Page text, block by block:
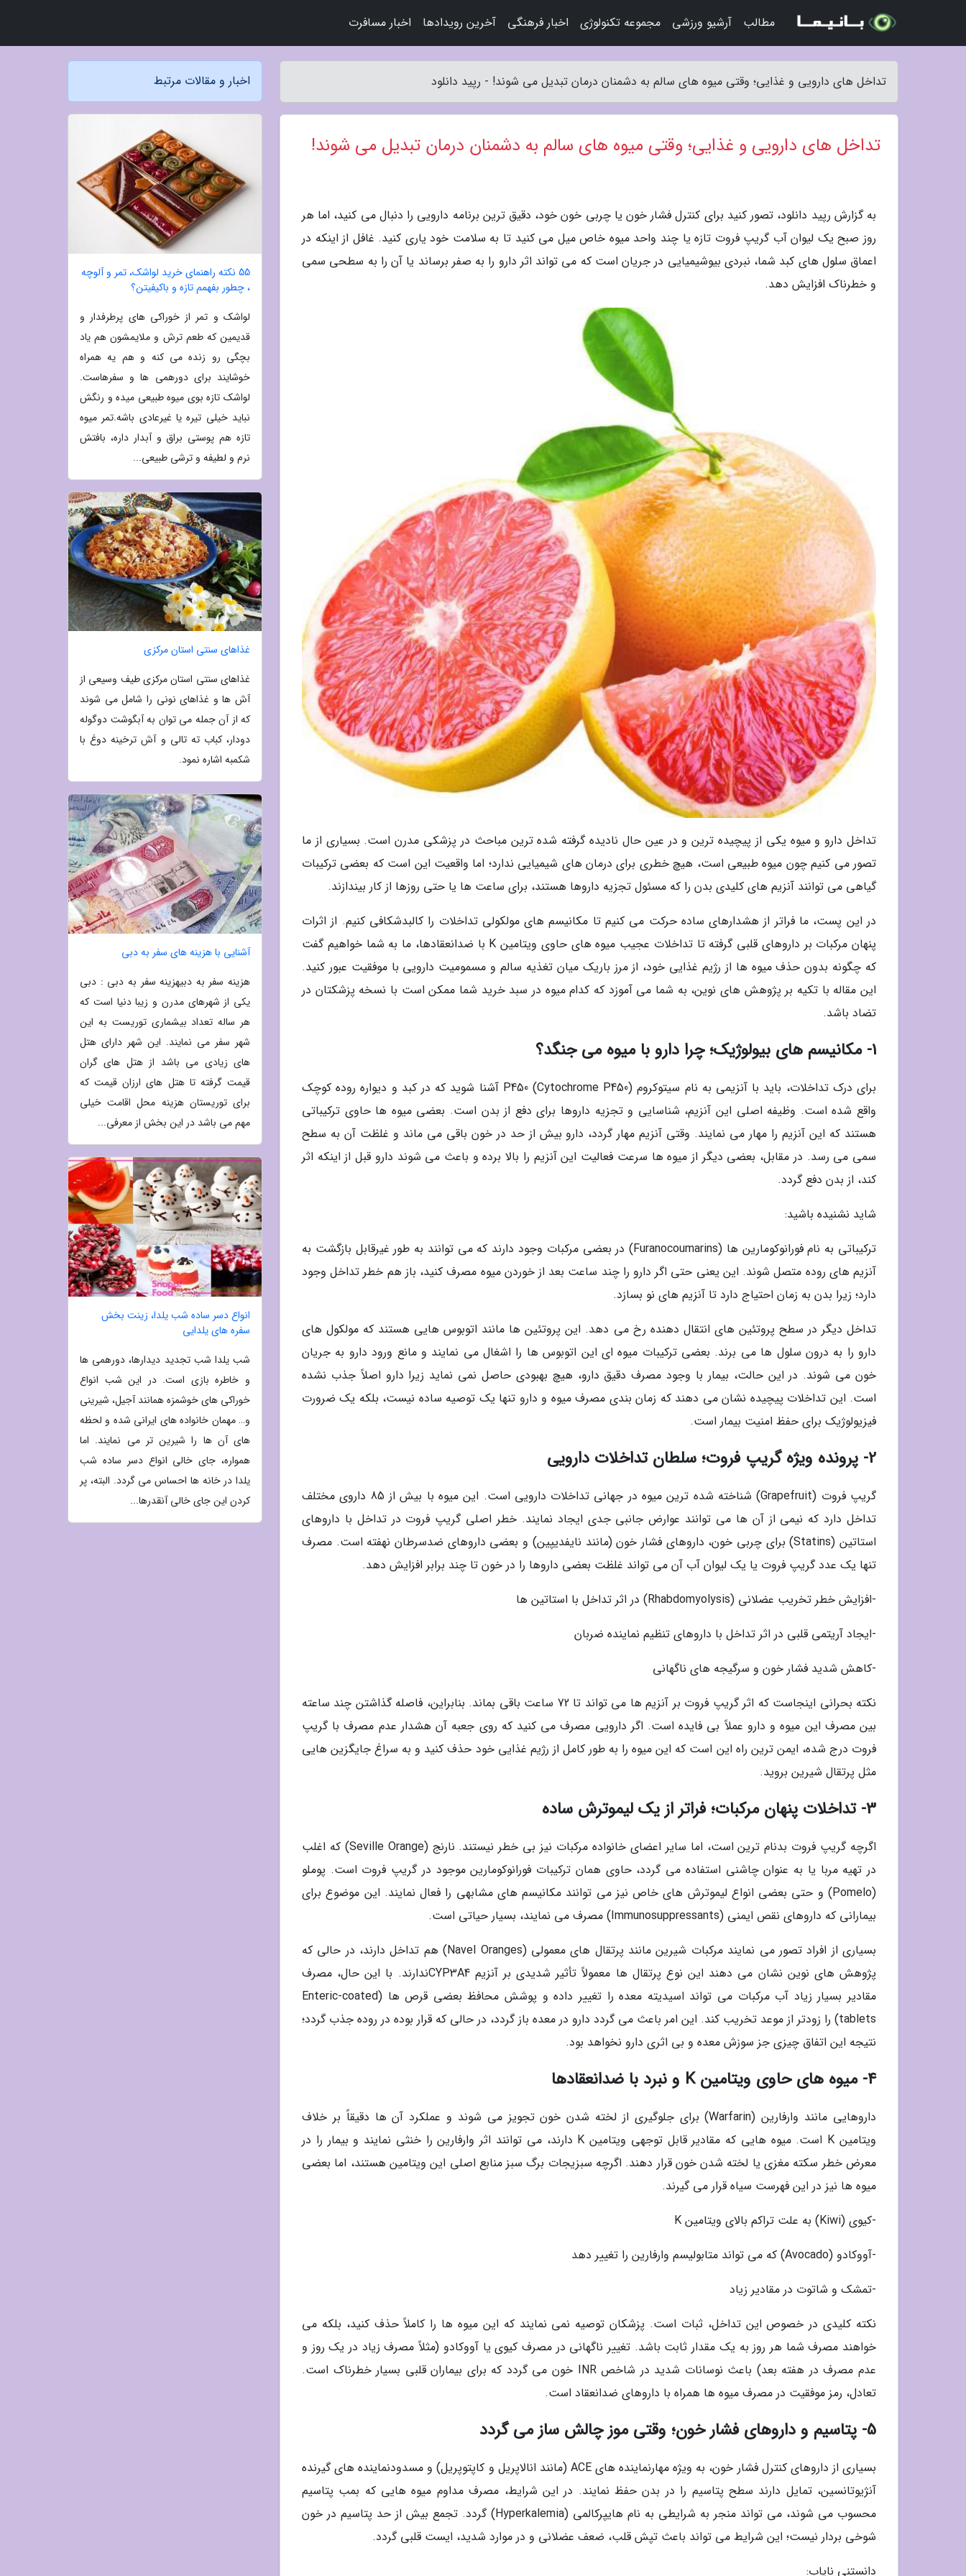
تداخل های دارویی و غذایی؛ وقتی میوه های سالم به دشمنان درمان تبدیل می شوند! - رپید دانلود
تداخل های دارویی و غذایی؛ وقتی میوه های سالم به دشمنان درمان تبدیل می شوند!
به گزارش رپید دانلود، تصور کنید برای کنترل فشار خون یا چربی خون خود، دقیق ترین برنامه دارویی را دنبال می کنید، اما هر
روز صبح یک لیوان آب گریپ فروت تازه یا چند واحد میوه خاص میل می کنید تا به سلامت خود یاری کنید. غافل از اینکه در
اعماق سلول های کبد شما، نبردی بیوشیمیایی در جریان است که می تواند اثر دارو را به صفر برساند یا آن را به سطحی سمی
و خطرناک افزایش دهد.
تداخل دارو و میوه یکی از پیچیده ترین و در عین حال نادیده گرفته شده ترین مباحث در پزشکی مدرن است. بسیاری از ما
تصور می کنیم چون میوه طبیعی است، هیچ خطری برای درمان های شیمیایی ندارد؛ اما واقعیت این است که بعضی ترکیبات
گیاهی می توانند آنزیم های کلیدی بدن را که مسئول تجزیه داروها هستند، برای ساعت ها یا حتی روزها از کار بیندازند.
در این پست، ما فراتر از هشدارهای ساده حرکت می کنیم تا مکانیسم های مولکولی تداخلات را کالبدشکافی کنیم. از اثرات
پنهان مرکبات بر داروهای قلبی گرفته تا تداخلات عجیب میوه های حاوی ویتامین K با ضدانعقادها، ما به شما خواهیم گفت
که چگونه بدون حذف میوه ها از رژیم غذایی خود، از مرز باریک میان تغذیه سالم و مسمومیت دارویی با موفقیت عبور کنید.
این مقاله با تکیه بر پژوهش های نوین، به شما می آموزد که کدام میوه در سبد خرید شما ممکن است با نسخه پزشکتان در
تضاد باشد.
1- مکانیسم های بیولوژیک؛ چرا دارو با میوه می جنگد؟
برای درک تداخلات، باید با آنزیمی به نام سیتوکروم P450 (Cytochrome P450) آشنا شوید که در کبد و دیواره روده کوچک
واقع شده است. وظیفه اصلی این آنزیم، شناسایی و تجزیه داروها برای دفع از بدن است. بعضی میوه ها حاوی ترکیباتی
هستند که این آنزیم را مهار می نمایند. وقتی آنزیم مهار گردد، دارو بیش از حد در خون باقی می ماند و غلظت آن به سطح
سمی می رسد. در مقابل، بعضی دیگر از میوه ها سرعت فعالیت این آنزیم را بالا برده و باعث می شوند دارو قبل از اینکه اثر
کند، از بدن دفع گردد.
شاید نشنیده باشید:
ترکیباتی به نام فورانوکومارین ها (Furanocoumarins) در بعضی مرکبات وجود دارند که می توانند به طور غیرقابل بازگشت به
آنزیم های روده متصل شوند. این یعنی حتی اگر دارو را چند ساعت بعد از خوردن میوه مصرف کنید، باز هم خطر تداخل وجود
دارد؛ زیرا بدن به زمان احتیاج دارد تا آنزیم های نو بسازد.
تداخل دیگر در سطح پروتئین های انتقال دهنده رخ می دهد. این پروتئین ها مانند اتوبوس هایی هستند که مولکول های
دارو را به درون سلول ها می برند. بعضی ترکیبات میوه ای این اتوبوس ها را اشغال می نمایند و مانع ورود دارو به جریان
خون می شوند. در این حالت، بیمار با وجود مصرف دقیق دارو، هیچ بهبودی حاصل نمی نماید زیرا دارو اصلاً جذب نشده
است. این تداخلات پیچیده نشان می دهند که زمان بندی مصرف میوه و دارو تنها یک توصیه ساده نیست، بلکه یک ضرورت
فیزیولوژیک برای حفظ امنیت بیمار است.
2- پرونده ویژه گریپ فروت؛ سلطان تداخلات دارویی
گریپ فروت (Grapefruit) شناخته شده ترین میوه در جهانی تداخلات دارویی است. این میوه با بیش از 85 داروی مختلف
تداخل دارد که نیمی از آن ها می توانند عوارض جانبی جدی ایجاد نمایند. خطر اصلی گریپ فروت در تداخل با داروهای
استاتین (Statins) برای چربی خون، داروهای فشار خون (مانند نایفدیپین) و بعضی داروهای ضدسرطان نهفته است. مصرف
تنها یک عدد گریپ فروت یا یک لیوان آب آن می تواند غلظت بعضی داروها را در خون تا چند برابر افزایش دهد.
-افزایش خطر تخریب عضلانی (Rhabdomyolysis) در اثر تداخل با استاتین ها
-ایجاد آریتمی قلبی در اثر تداخل با داروهای تنظیم نماینده ضربان
-کاهش شدید فشار خون و سرگیجه های ناگهانی
نکته بحرانی اینجاست که اثر گریپ فروت بر آنزیم ها می تواند تا 72 ساعت باقی بماند. بنابراین، فاصله گذاشتن چند ساعته
بین مصرف این میوه و دارو عملاً بی فایده است. اگر دارویی مصرف می کنید که روی جعبه آن هشدار عدم مصرف با گریپ
فروت درج شده، ایمن ترین راه این است که این میوه را به طور کامل از رژیم غذایی خود حذف کنید و به سراغ جایگزین هایی
مثل پرتقال شیرین بروید.
3- تداخلات پنهان مرکبات؛ فراتر از یک لیموترش ساده
اگرچه گریپ فروت بدنام ترین است، اما سایر اعضای خانواده مرکبات نیز بی خطر نیستند. نارنج (Seville Orange) که اغلب
در تهیه مربا یا به عنوان چاشنی استفاده می گردد، حاوی همان ترکیبات فورانوکومارین موجود در گریپ فروت است. پوملو
(Pomelo) و حتی بعضی انواع لیموترش های خاص نیز می توانند مکانیسم های مشابهی را فعال نمایند. این موضوع برای
بیمارانی که داروهای نقص ایمنی (Immunosuppressants) مصرف می نمایند، بسیار حیاتی است.
بسیاری از افراد تصور می نمایند مرکبات شیرین مانند پرتقال های معمولی (Navel Oranges) هم تداخل دارند، در حالی که
پژوهش های نوین نشان می دهند این نوع پرتقال ها معمولاً تأثیر شدیدی بر آنزیم CYP3A4ندارند. با این حال، مصرف
مقادیر بسیار زیاد آب مرکبات می تواند اسیدیته معده را تغییر داده و پوشش محافظ بعضی قرص ها (Enteric-coated
tablets) را زودتر از موعد تخریب کند. این امر باعث می گردد دارو در معده باز گردد، در حالی که قرار بوده در روده جذب گردد؛
نتیجه این اتفاق چیزی جز سوزش معده و بی اثری دارو نخواهد بود.
4- میوه های حاوی ویتامین K و نبرد با ضدانعقادها
داروهایی مانند وارفارین (Warfarin) برای جلوگیری از لخته شدن خون تجویز می شوند و عملکرد آن ها دقیقاً بر خلاف
ویتامین K است. میوه هایی که مقادیر قابل توجهی ویتامین K دارند، می توانند اثر وارفارین را خنثی نمایند و بیمار را در
معرض خطر سکته مغزی یا لخته شدن خون قرار دهند. اگرچه سبزیجات برگ سبز منابع اصلی این ویتامین هستند، اما بعضی
میوه ها نیز در این فهرست سیاه قرار می گیرند.
-کیوی (Kiwi) به علت تراکم بالای ویتامین K
-آووکادو (Avocado) که می تواند متابولیسم وارفارین را تغییر دهد
-تمشک و شاتوت در مقادیر زیاد
نکته کلیدی در خصوص این تداخل، ثبات است. پزشکان توصیه نمی نمایند که این میوه ها را کاملاً حذف کنید، بلکه می
خواهند مصرف شما هر روز به یک مقدار ثابت باشد. تغییر ناگهانی در مصرف کیوی یا آووکادو (مثلاً مصرف زیاد در یک روز و
عدم مصرف در هفته بعد) باعث نوسانات شدید در شاخص INR خون می گردد که برای بیماران قلبی بسیار خطرناک است.
تعادل، رمز موفقیت در مصرف میوه ها همراه با داروهای ضدانعقاد است.
5- پتاسیم و داروهای فشار خون؛ وقتی موز چالش ساز می گردد
بسیاری از داروهای کنترل فشار خون، به ویژه مهارنماینده های ACE (مانند انالاپریل و کاپتوپریل) و مسدودنماینده های گیرنده
آنژیوتانسین، تمایل دارند سطح پتاسیم را در بدن حفظ نمایند. در این شرایط، مصرف مداوم میوه هایی که بمب پتاسیم
محسوب می شوند، می تواند منجر به شرایطی به نام هایپرکالمی (Hyperkalemia) گردد. تجمع بیش از حد پتاسیم در خون
شوخی بردار نیست؛ این شرایط می تواند باعث تپش قلب، ضعف عضلانی و در موارد شدید، ایست قلبی گردد.
دانستنی نایاب:
اخبار و مقالات مرتبط
55 نکته راهنمای خرید لواشک، تمر و آلوچه
، چطور بفهمم تازه و باکیفیتن؟
لواشک و تمر از خوراکی های پرطرفدار و
قدیمین که طعم ترش و ملایمشون هم یاد
بچگی رو زنده می کنه و هم یه همراه
خوشایند برای دورهمی ها و سفرهاست.
لواشک تازه بوی میوه طبیعی میده و رنگش
نباید خیلی تیره یا غیرعادی باشه.تمر میوه
تازه هم پوستی براق و آبدار داره، بافتش
نرم و لطیفه و ترشی طبیعی...
غذاهای سنتی استان مرکزی
غذاهای سنتی استان مرکزی طیف وسیعی از
آش ها و غذاهای نونی را شامل می شوند
که از آن جمله می توان به آبگوشت دوگوله
دودار، کباب ته تالی و آش ترخینه دوغ با
شکمبه اشاره نمود.
آشنایی با هزینه های سفر به دبی
هزینه سفر به دبیهزینه سفر به دبی : دبی
یکی از شهرهای مدرن و زیبا دنیا است که
هر ساله تعداد بیشماری توریست به این
شهر سفر می نمایند. این شهر دارای هتل
های زیادی می باشد از هتل های گران
قیمت گرفته تا هتل های ارزان قیمت که
برای توریستان هزینه محل اقامت خیلی
مهم می باشد در این بخش از معرفی...
انواع دسر ساده شب یلدا، زینت بخش
سفره های یلدایی
شب یلدا شب تجدید دیدارها، دورهمی ها
و خاطره بازی است. در این شب انواع
خوراکی های خوشمزه همانند آجیل، شیرینی
و… مهمان خانواده های ایرانی شده و لحظه
های آن ها را شیرین تر می نمایند. اما
همواره، جای خالی انواع دسر ساده شب
یلدا در خانه ها احساس می گردد. البته، پر
کردن این جای خالی آنقدرها...
مطالب آرشیو ورزشی مجموعه تکنولوژی اخبار فرهنگی آخرین رویدادها اخبار مسافرت